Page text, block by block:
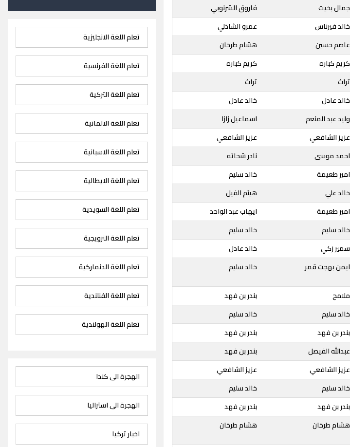
جمال بخيت
فاروق الشرنوبي
خالد فيرناس
عمرو الشاذلي
عاصم حسين
هشام طرخان
كريم كباره
كريم كباره
تراث
تراث
خالد عادل
خالد عادل
وليد عبد المنعم
اسماعيل زازا
عزيز الشافعي
عزيز الشافعي
احمد موسى
نادر شحاته
امير طعيمة
خالد سليم
خالد علي
هيثم الفيل
امير طعيمة
ايهاب عبد الواحد
خالد سليم
خالد سليم
سمير زكي
خالد عادل
ايمن بهجت قمر خالد سليم
ملامح
بندر بن فهد
خالد سليم
خالد سليم
بندر بن فهد
بندر بن فهد
عبدالله الفيصل
بندر بن فهد
عزيز الشافعي
عزيز الشافعي
خالد سليم
خالد سليم
بندر بن فهد
بندر بن فهد
هشام طرخان هشام طرخان
تعلم اللغة الانجليزية
تعلم اللغة الفرنسية
تعلم اللغة التركية
تعلم اللغة الالمانية
تعلم اللغة الاسبانية
تعلم اللغة الايطالية
تعلم اللغة السويدية
تعلم اللغة النرويجية
تعلم اللغة الدنماركية
تعلم اللغة الفنلندية
تعلم اللغة الهولندية
الهجرة الى كندا
الهجرة الى استراليا
اخبار تركيا